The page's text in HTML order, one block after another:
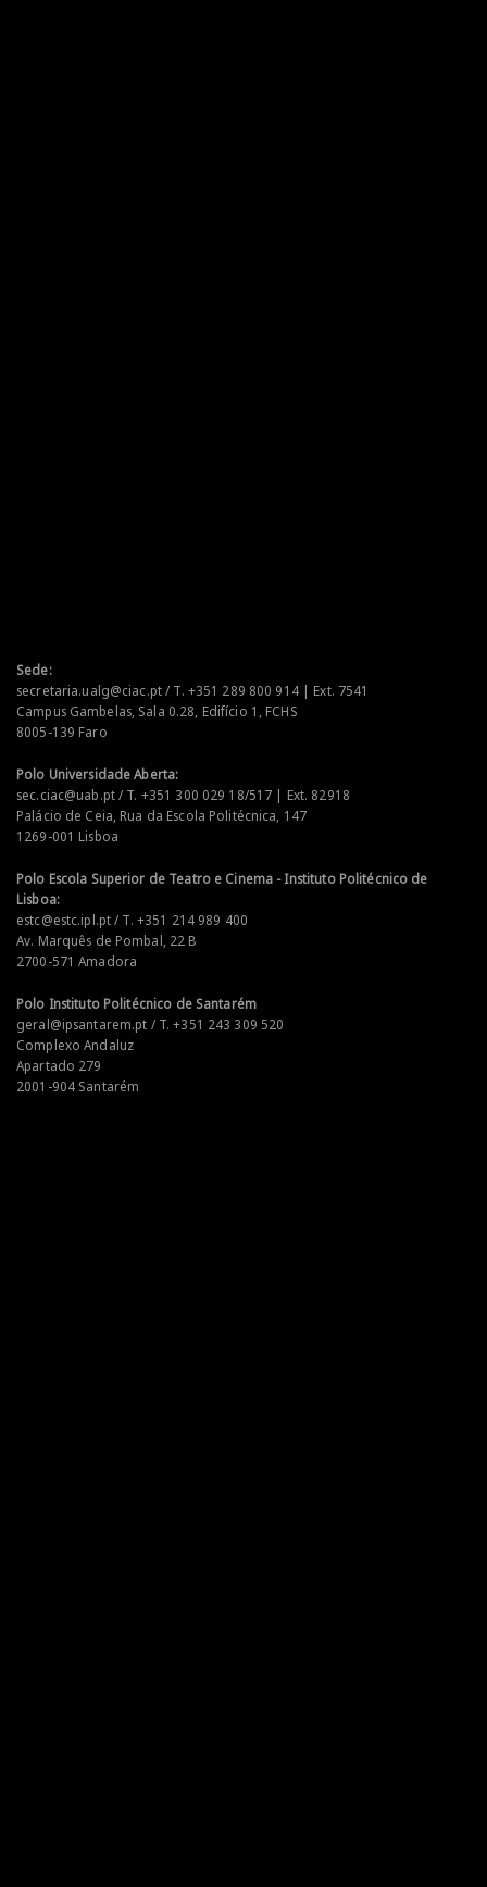
Sede:
secretaria.ualg@ciac.pt / T. +351 289 800 914 | Ext. 7541
Campus Gambelas, Sala 0.28, Edifício 1, FCHS
8005-139 Faro
Polo Universidade Aberta:
sec.ciac@uab.pt / T. +351 300 029 18/517 | Ext. 82918
Palácio de Ceia, Rua da Escola Politécnica, 147
1269-001 Lisboa
Polo Escola Superior de Teatro e Cinema - Instituto Politécnico de
Lisboa:
estc@estc.ipl.pt / T. +351 214 989 400
Av. Marquês de Pombal, 22 B
2700-571 Amadora
Polo Instituto Politécnico de Santarém
geral@ipsantarem.pt / T. +351 243 309 520
Complexo Andaluz
Apartado 279
2001-904 Santarém